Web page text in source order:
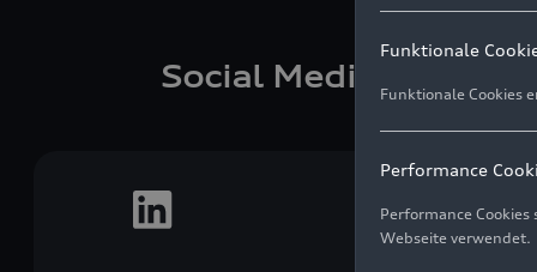
Social Media
Funktionale
Funktionale Cookies
Performance
Performance
Webseite verwendet.